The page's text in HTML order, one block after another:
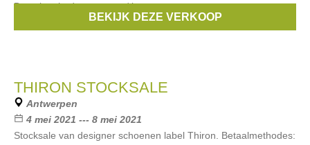
Betaalmethodes: contant / bancontact
Stephan Schneider
BEKIJK DEZE VERKOOP
THIRON STOCKSALE
Antwerpen
4 mei 2021 --- 8 mei 2021
Stocksale van designer schoenen label Thiron. Betaalmethodes: